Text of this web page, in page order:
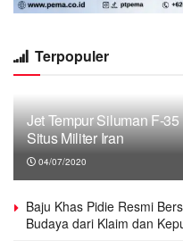
Terpopuler
Jet Tempur Siluman F-
Situs Militer Iran
04/07/2020
Baju Khas Pidie Resmi
Budaya dari Klaim dan